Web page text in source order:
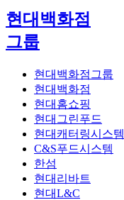
현대백화점
그룹
현대백화점그룹
현대백화점
현대홈쇼핑
현대그린푸드
현대캐터링시스템
C&S푸드시스템
한섬
현대리바트
현대L&C